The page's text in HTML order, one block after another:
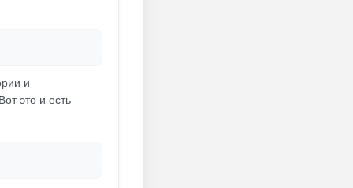
и
это и есть